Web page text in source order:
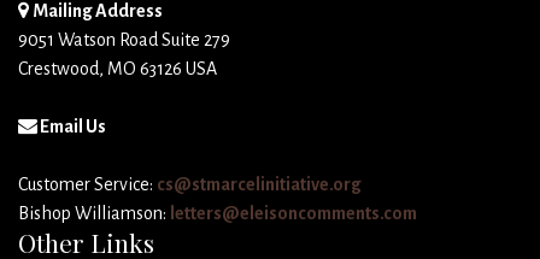
Mailing Address
9051 Watson Road Suite 279
Crestwood, MO 63126 USA
Email Us
Customer Service: cs@stmarcelinitiative.org
Bishop Williamson: letters@eleisoncomments.com
Other Links